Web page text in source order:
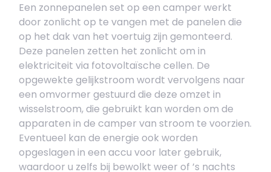
Een zonnepanelen set op een camper werkt
door zonlicht op te vangen met de panelen die
op het dak van het voertuig zijn gemonteerd.
Deze panelen zetten het zonlicht om in
elektriciteit via fotovoltaïsche cellen. De
opgewekte gelijkstroom wordt vervolgens naar
een omvormer gestuurd die deze omzet in
wisselstroom, die gebruikt kan worden om de
apparaten in de camper van stroom te voorzien.
Eventueel kan de energie ook worden
opgeslagen in een accu voor later gebruik,
waardoor u zelfs bij bewolkt weer of ’s nachts